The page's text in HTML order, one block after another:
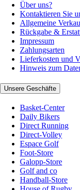
Über uns?
Kontaktieren Sie
Allgemeine
Rückgabe &
Impressum
Zahlungsarten
Lieferkosten und
Hinweis zum
Unsere Geschäfte
Basket-Center
Daily Bikers
Direct Running
Direct-Volley
Espace Golf
Foot-Store
Galopp-Store
Golf and co
Handball-Store